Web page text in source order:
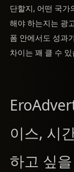
단할지, 어떤 국가
해야 하는지는 광
폼 안에서도 성과
차이는 꽤 클 수
이스, 시
하고 싶